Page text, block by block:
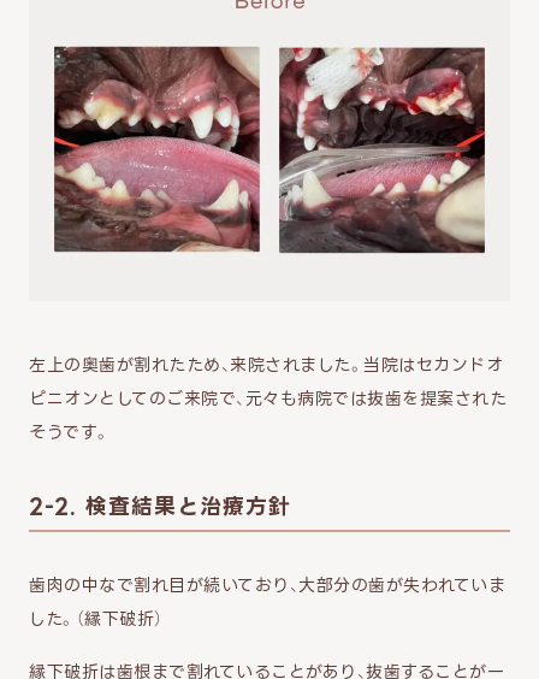
左上の奥歯が割れたため、来院されました。当院はセカンドオ
ピニオンとしてのご来院で、元々も病院では抜歯を提案された
そうです。
2-2. 検査結果と治療方針
歯肉の中なで割れ目が続いており、大部分の歯が失われていま
した。（縁下破折）
縁下破折は歯根まで割れていることがあり、抜歯することが一